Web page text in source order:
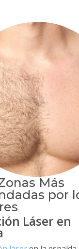
Más
por
Láser en